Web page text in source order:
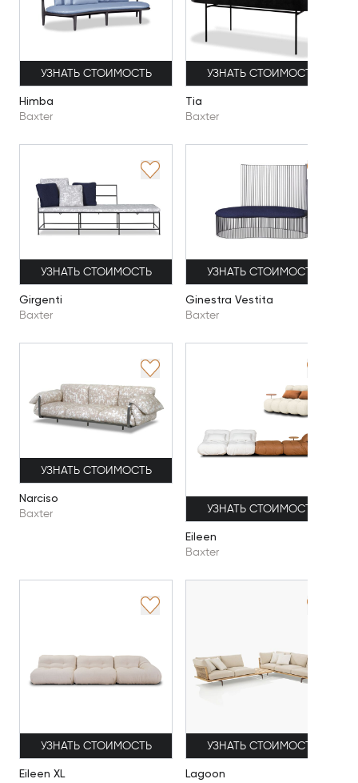
УЗНАТЬ СТОИМОСТЬ
Himba
Baxter
УЗНАТЬ СТОИМОСТЬ
Tia
Baxter
УЗНАТЬ СТОИМОСТЬ
Girgenti
Baxter
УЗНАТЬ СТОИМОСТЬ
Ginestra Vestita
Baxter
УЗНАТЬ СТОИМОСТЬ
Narciso
Baxter УЗНАТЬ СТОИМОСТЬ
Eileen
Baxter
УЗНАТЬ СТОИМОСТЬ
Eileen XL
УЗНАТЬ СТОИМОСТЬ
Lagoon